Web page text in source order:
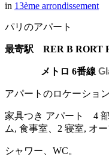
in 13ème arrondissement
パリのアパート
最寄駅 RER B RORT
メトロ 6番線
アパートのロケーショ
家具つき アパート 4
ム, 食事室、2 寝室, オ
シャワー、WC。